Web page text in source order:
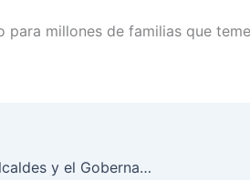
para millones de familias que
“Antioquia no se deja arrinconar”: 70 alcaldes y el Gobernador cierran filas en defensa del departamento